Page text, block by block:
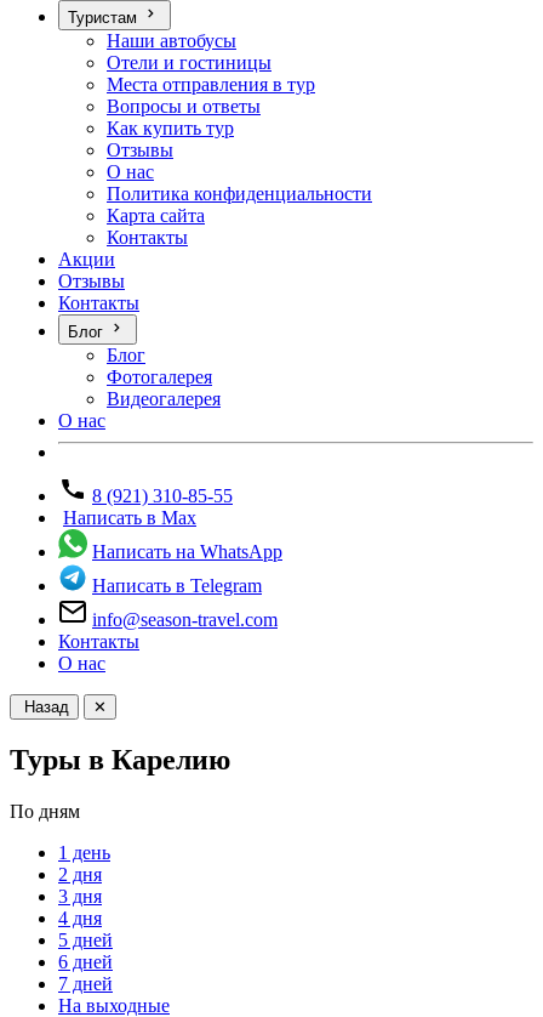
Туристам
Наши автобусы
Отели и гостиницы
Места отправления в тур
Вопросы и ответы
Как купить тур
Отзывы
О нас
Политика конфиденциальности
Карта сайта
Контакты
Акции
Отзывы
Контакты
Блог
Блог
Фотогалерея
Видеогалерея
О нас
8 (921) 310-85-55
Написать в Max
Написать на WhatsApp
Написать в Telegram
info@season-travel.com
Контакты
О нас
Назад ✕
Туры в Карелию
По дням
1 день
2 дня
3 дня
4 дня
5 дней
6 дней
7 дней
На выходные